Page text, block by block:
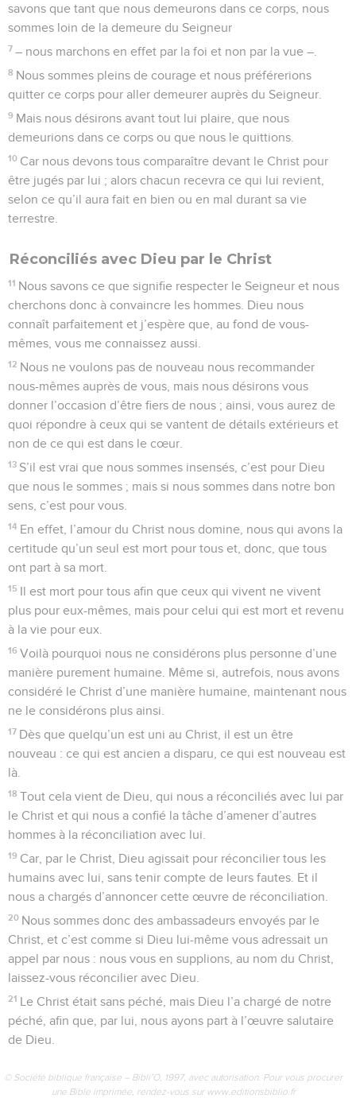
savons que tant que nous demeurons dans ce corps, nous
sommes loin de la demeure du Seigneur
7 – nous marchons en effet par la foi et non par la vue –.
8 Nous sommes pleins de courage et nous préférerions
quitter ce corps pour aller demeurer auprès du Seigneur.
9 Mais nous désirons avant tout lui plaire, que nous
demeurions dans ce corps ou que nous le quittions.
10 Car nous devons tous comparaître devant le Christ pour
être jugés par lui ; alors chacun recevra ce qui lui revient,
selon ce qu’il aura fait en bien ou en mal durant sa vie
terrestre.
Réconciliés avec Dieu par le Christ
11 Nous savons ce que signifie respecter le Seigneur et nous
cherchons donc à convaincre les hommes. Dieu nous
connaît parfaitement et j’espère que, au fond de vous-
mêmes, vous me connaissez aussi.
12 Nous ne voulons pas de nouveau nous recommander
nous-mêmes auprès de vous, mais nous désirons vous
donner l’occasion d’être fiers de nous ; ainsi, vous aurez de
quoi répondre à ceux qui se vantent de détails extérieurs et
non de ce qui est dans le cœur.
13 S’il est vrai que nous sommes insensés, c’est pour Dieu
que nous le sommes ; mais si nous sommes dans notre bon
sens, c’est pour vous.
14 En effet, l’amour du Christ nous domine, nous qui avons la
certitude qu’un seul est mort pour tous et, donc, que tous
ont part à sa mort.
15 Il est mort pour tous afin que ceux qui vivent ne vivent
plus pour eux-mêmes, mais pour celui qui est mort et revenu
à la vie pour eux.
16 Voilà pourquoi nous ne considérons plus personne d’une
manière purement humaine. Même si, autrefois, nous avons
considéré le Christ d’une manière humaine, maintenant nous
ne le considérons plus ainsi.
17 Dès que quelqu’un est uni au Christ, il est un être
nouveau : ce qui est ancien a disparu, ce qui est nouveau est
là.
18 Tout cela vient de Dieu, qui nous a réconciliés avec lui par
le Christ et qui nous a confié la tâche d’amener d’autres
hommes à la réconciliation avec lui.
19 Car, par le Christ, Dieu agissait pour réconcilier tous les
humains avec lui, sans tenir compte de leurs fautes. Et il
nous a chargés d’annoncer cette œuvre de réconciliation.
20 Nous sommes donc des ambassadeurs envoyés par le
Christ, et c’est comme si Dieu lui-même vous adressait un
appel par nous : nous vous en supplions, au nom du Christ,
laissez-vous réconcilier avec Dieu.
21 Le Christ était sans péché, mais Dieu l’a chargé de notre
péché, afin que, par lui, nous ayons part à l’œuvre salutaire
de Dieu.
© Société biblique française – Bibli’O, 1997, avec autorisation. Pour vous procurer
une Bible imprimée, rendez-vous sur www.editionsbiblio.fr